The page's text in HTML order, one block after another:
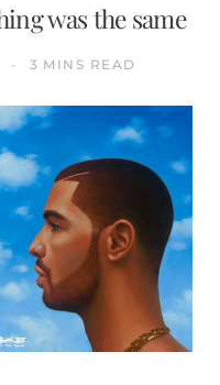
was the same
3 MINS READ